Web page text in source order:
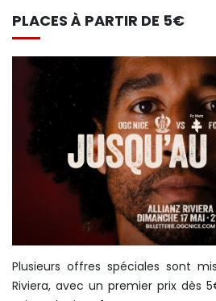
PLACES À PARTIR DE 5€
Plusieurs offres spéciales sont
Riviera, avec un premier prix dès